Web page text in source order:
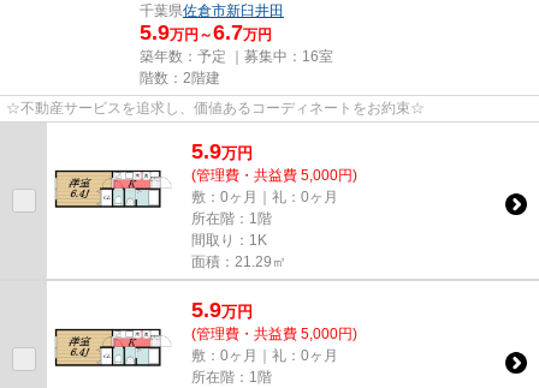
千葉県佐倉市新臼井田
5.9万円～6.7万円
築年数：予定 ｜募集中： 16室
階数：2階建
☆不動産サービスを追求し、価値あるコーディネートをお約束☆
5.9万円
(管理費・共益費 5,000円)
敷：0ヶ月｜礼：0ヶ月
所在階：1階
間取り：1K
面積：21.29㎡
5.9万円
(管理費・共益費 5,000円)
敷：0ヶ月｜礼：0ヶ月
所在階：1階